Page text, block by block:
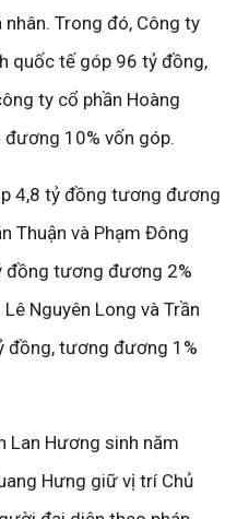
Trong đó, Công ty
quốc tế góp 96 tỷ đồng,
ty cổ phần Hoàng
10% vốn góp.
4,8 tỷ đồng tương đương
Thuận và Phạm Đông
đồng tương đương 2%
Nguyên Long và Trần
đồng, tương đương 1%
Lan Hương sinh năm
Hưng giữ vị trí Chủ